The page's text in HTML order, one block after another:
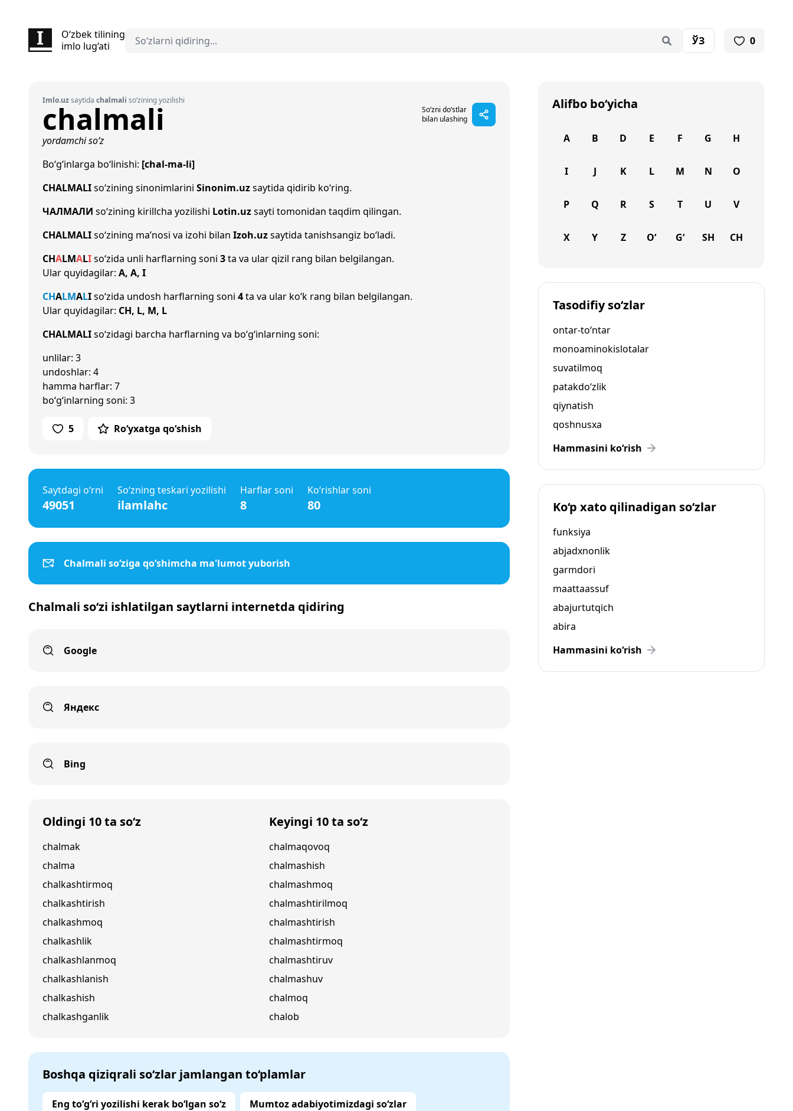
O‘zbek tilining
imlo lug‘ati
ЎЗ 0
Imlo.uzsaytida chalmali so‘zining yozilishi
chalmali
So‘zni do‘stlar
bilan ulashing
yordamchi so‘z
Bo‘g‘inlarga bo‘linishi: [chal-ma-li]
CHALMALIso‘zining sinonimlarini Sinonim.uzsaytida qidirib ko‘ring.
ЧАЛМАЛИ so‘zining kirillcha yozilishi Lotin.uzsayti tomonidan taqdim qilingan.
CHALMALIso‘zining ma’nosi va izohi bilan Izoh.uzsaytida tanishsangiz bo‘ladi.
CHALMALIso‘zida unli harflarning soni 3ta va ular qizil rang bilan belgilangan.
Ular quyidagilar: A, A, I
CHALMALIso‘zida undosh harflarning soni 4ta va ular ko‘k rang bilan belgilangan.
Ular quyidagilar: CH, L, M, L
CHALMALIso‘zidagi barcha harflarning va bo‘g‘inlarning soni:
unlilar: 3
undoshlar: 4
hamma harflar: 7
bo‘g‘inlarning soni: 3
5 Ro‘yxatga qo‘shish
Saytdagi o‘rni
49051
So‘zning teskari yozilishi
ilamlahc
Harflar soni
8
Ko‘rishlar soni
80
Chalmali so‘ziga qo‘shimcha ma'lumot yuborish
Chalmali so‘zi ishlatilgan saytlarni internetda qidiring
Google
Яндекс
Bing
Oldingi 10 ta so‘z
chalmak
chalma
chalkashtirmoq
chalkashtirish
chalkashmoq
chalkashlik
chalkashlanmoq
chalkashlanish
chalkashish
chalkashganlik
Keyingi 10 ta so‘z
chalmaqovoq
chalmashish
chalmashmoq
chalmashtirilmoq
chalmashtirish
chalmashtirmoq
chalmashtiruv
chalmashuv
chalmoq
chalob
Boshqa qiziqrali so‘zlar jamlangan to‘plamlar
Eng to‘g‘ri yozilishi kerak bo‘lgan so‘z Mumtoz adabiyotimizdagi so‘zlar
Alifbo bo‘yicha
A B D E F G H
I J K L M N O
P Q R S T U V
X Y Z O‘ G‘ SH CH
Tasodifiy so‘zlar
ontar-to‘ntar
monoaminokislotalar
suvatilmoq
patakdo‘zlik
qiynatish
qoshnusxa
Hammasini ko‘rish
Ko‘p xato qilinadigan so‘zlar
funksiya
abjadxnonlik
garmdori
maattaassuf
abajurtutqich
abira
Hammasini ko‘rish